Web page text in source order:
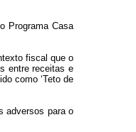
Programa Casa
fiscal que o
entre receitas e
como ‘Teto de
adversos para o